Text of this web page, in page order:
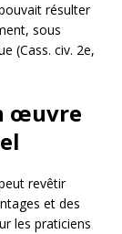
résulter
sous
(Cass. civ. 2e,
œuvre
revêtir
et des
les praticiens